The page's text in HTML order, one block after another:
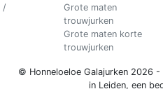
/
Grote maten
trouwjurken
Grote maten korte
trouwjurken
© Honneloeloe Galajurken 2026 -
in Leiden, een